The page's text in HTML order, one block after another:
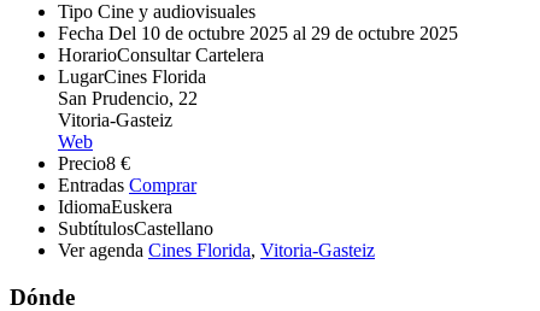
Tipo Cine y audiovisuales
Fecha Del 10 de octubre 2025 al 29 de octubre 2025
HorarioConsultar Cartelera
LugarCines Florida
San Prudencio, 22
Vitoria-Gasteiz
Web
Precio8 €
Entradas Comprar
IdiomaEuskera
SubtítulosCastellano
Ver agenda Cines Florida, Vitoria-Gasteiz
Dónde